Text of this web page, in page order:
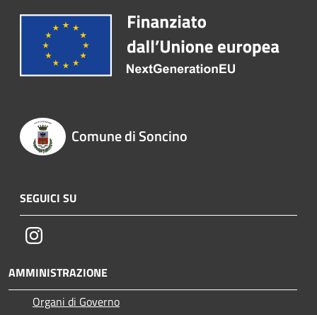
Comune di Soncino
SEGUICI SU
Instagram
AMMINISTRAZIONE
Organi di Governo